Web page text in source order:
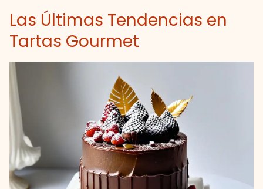
Las Últimas Tendencias en
Tartas Gourmet